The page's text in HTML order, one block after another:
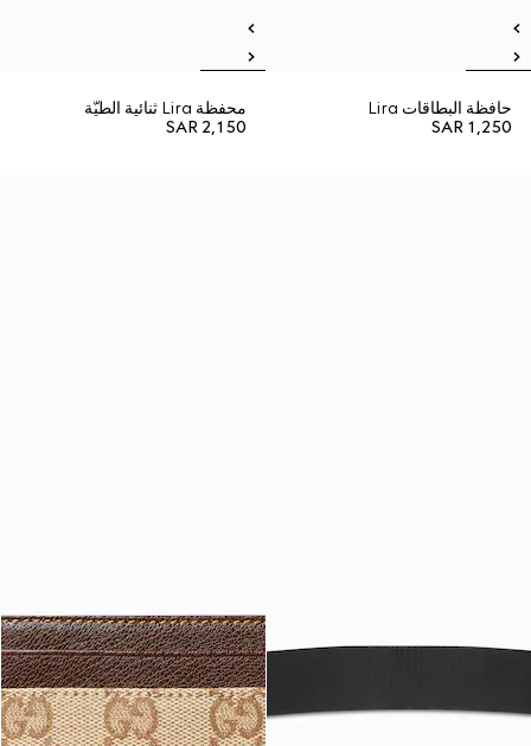
حافظة البطاقات Lira
SAR 1,250
محفظة Lira ثنائية الطيّة
SAR 2,150